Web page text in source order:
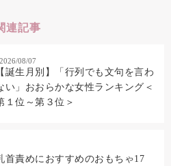
連記事
2026/08/07
【誕生月別】「行列でも文句を言わ
い」おおらかな女性ランキング＜
１位～第３位＞
首責めにおすすめのおもちゃ17